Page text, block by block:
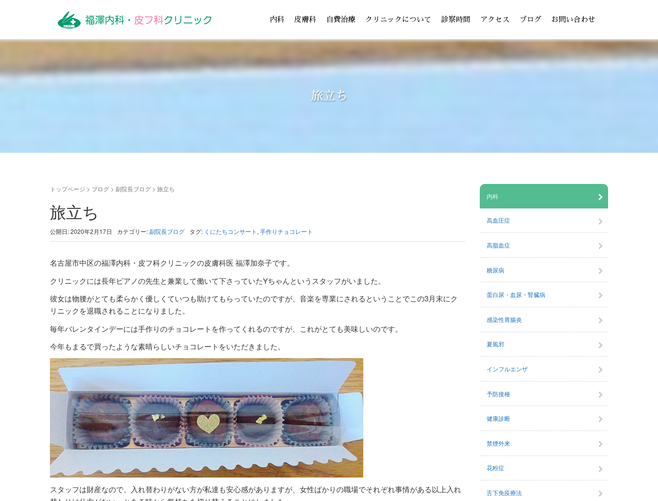
内科 皮膚科 自費治療 クリニックについて 診察時間 アクセス ブログ お問い合わせ
旅立ち
トップページ > ブログ > 副院長ブログ > 旅立ち
旅立ち
公開日: 2020年2月17日 カテゴリー:副院長ブログ タグ: くにたちコンサート , 手作りチョコレート
名古屋市中区の福澤内科・皮フ科クリニックの皮膚科医 福澤加奈子です。
クリニックには長年ピアノの先生と兼業して働いて下さっていたYちゃんというスタッフがいました。
彼女は物腰がとても柔らかく優しくていつも助けてもらっていたのですが、音楽を専業にされるということでこの3月末にク
リニックを退職されることになりました。
毎年バレンタインデーには手作りのチョコレートを作ってくれるのですが、これがとても美味しいのです。
今年もまるで買ったような素晴らしいチョコレートをいただきました。
スタッフは財産なので、入れ替わりがない方が私達も安心感がありますが、女性ばかりの職場でそれぞれ事情がある以上入れ
内科
高血圧症
高脂血症
糖尿病
蛋白尿・血尿・腎臓病
感染性胃腸炎
夏風邪
インフルエンザ
予防接種
健康診断
禁煙外来
花粉症
舌下免疫療法